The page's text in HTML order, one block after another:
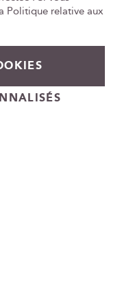
Ajouter au panier
droits réservés
Politique relative aux